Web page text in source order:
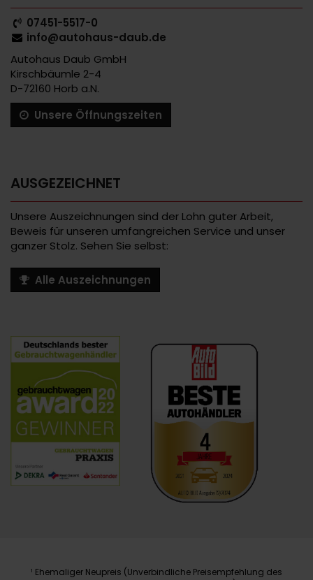
07451-5517-0
info@autohaus-daub.de
Autohaus Daub GmbH
Kirschbäumle 2-4
D-72160 Horb a.N.
Unsere Öffnungszeiten
AUSGEZEICHNET
Unsere Auszeichnungen sind der Lohn guter Arbeit,
Beweis für unseren umfangreichen Service und unser
ganzer Stolz. Sehen Sie selbst:
Alle Auszeichnungen
1 Ehemaliger Neupreis (Unverbindliche Preisempfehlung des